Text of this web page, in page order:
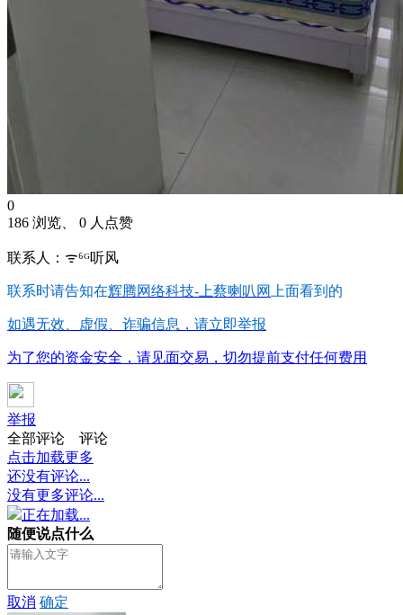
0
186 浏览、 0 人点赞
联系人：ᯤ⁶ᴳ听风
联系时请告知在辉腾网络科技-上蔡喇叭网 上面看到的
如遇无效、虚假、诈骗信息，请立即举报
为了您的资金安全，请见面交易，切勿提前支付任何费用
举报
全部评论
评论
点击加载更多
还没有评论...
没有更多评论...
正在加载...
随便说点什么
取消 确定